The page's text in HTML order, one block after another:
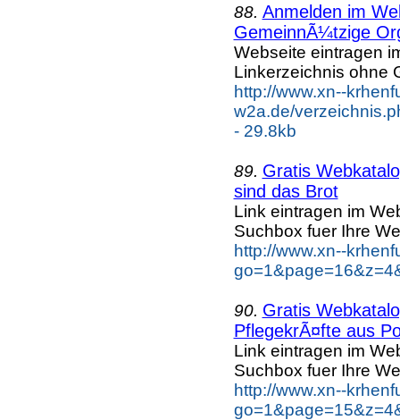
88. Anmelden im
GemeinnÃ¼tzige
Webseite eintragen
Linkerzeichnis ohne
http://www.xn--
w2a.de/
- 29.8kb
89. Gratis
sind das Brot
Link eintragen im
Suchbox fuer Ihre
http://www.xn--
90. Gratis
PflegekrÃ¤fte aus
Link eintragen im
Suchbox fuer Ihre
http://www.xn--